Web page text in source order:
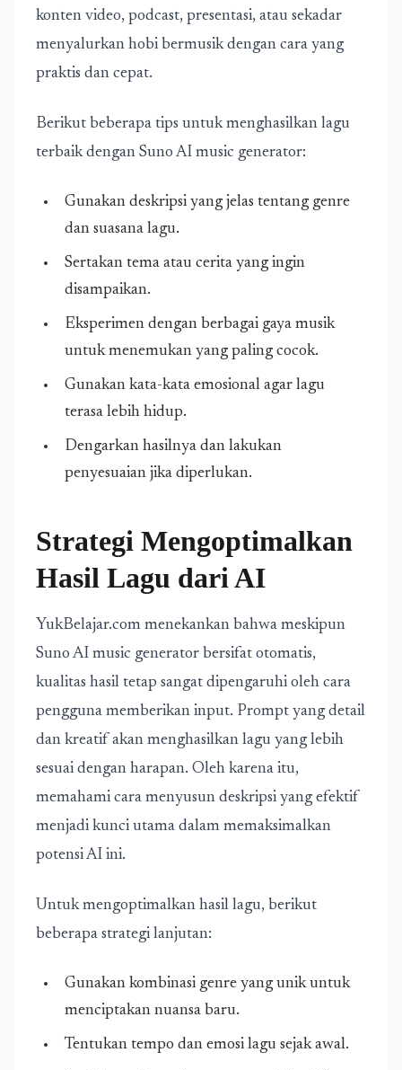
konten video, podcast, presentasi, atau sekadar
menyalurkan hobi bermusik dengan cara yang
praktis dan cepat.
Berikut beberapa tips untuk menghasilkan lagu
terbaik dengan Suno AI music generator:
Gunakan deskripsi yang jelas tentang genre
dan suasana lagu.
Sertakan tema atau cerita yang ingin
disampaikan.
Eksperimen dengan berbagai gaya musik
untuk menemukan yang paling cocok.
Gunakan kata-kata emosional agar lagu
terasa lebih hidup.
Dengarkan hasilnya dan lakukan
penyesuaian jika diperlukan.
Strategi Mengoptimalkan
Hasil Lagu dari AI
YukBelajar.com menekankan bahwa meskipun
Suno AI music generator bersifat otomatis,
kualitas hasil tetap sangat dipengaruhi oleh cara
pengguna memberikan input. Prompt yang detail
dan kreatif akan menghasilkan lagu yang lebih
sesuai dengan harapan. Oleh karena itu,
memahami cara menyusun deskripsi yang efektif
menjadi kunci utama dalam memaksimalkan
potensi AI ini.
Untuk mengoptimalkan hasil lagu, berikut
beberapa strategi lanjutan:
Gunakan kombinasi genre yang unik untuk
menciptakan nuansa baru.
Tentukan tempo dan emosi lagu sejak awal.